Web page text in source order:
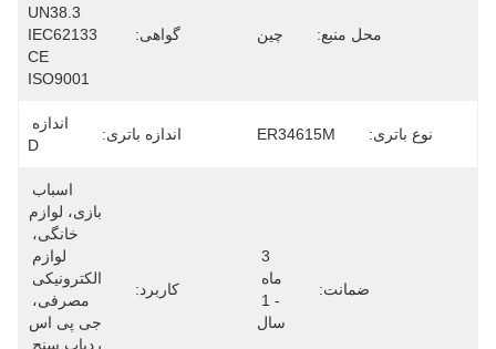
محل منبع: چین گواهی:
UN38.3
IEC62133
CE
ISO9001
نوع باتری: ER34615M اندازه باتری:
D
ضمانت:
سال
کاربرد: